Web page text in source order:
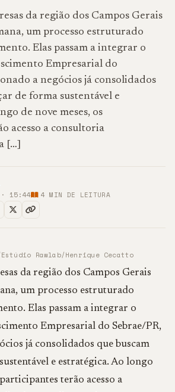
da região dos Campos Gerais
um processo estruturado
Elas passam a integrar o
Empresarial do
a negócios já consolidados
de forma sustentável e
de nove meses, os
acesso a consultoria
[…]
15:44 4 MIN DE LEITURA
Rawlab/Henrique Cecatto
da região dos Campos Gerais
um processo estruturado
Elas passam a integrar o
Empresarial do Sebrae/PR,
já consolidados que buscam
e estratégica. Ao longo
terão acesso a